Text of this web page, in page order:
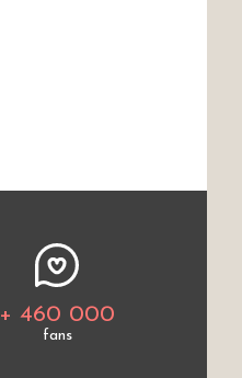
+ 460 000
fans